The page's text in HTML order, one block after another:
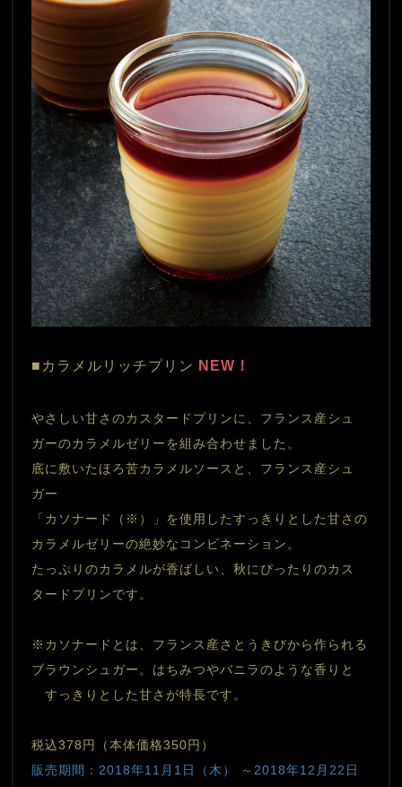
■カラメルリッチプリン NEW！
やさしい甘さのカスタードプリンに、フランス産シュ
ガーのカラメルゼリーを組み合わせました。
底に敷いたほろ苦カラメルソースと、フランス産シュ
ガー
「カソナード（※）」を使用したすっきりとした甘さの
カラメルゼリーの絶妙なコンビネーション。
たっぷりのカラメルが香ばしい、秋にぴったりのカス
タードプリンです。
※カソナードとは、フランス産さとうきびから作られる
ブラウンシュガー。はちみつやバニラのような香りと
すっきりとした甘さが特長です。
税込378円（本体価格350円）
販売期間：2018年11月1日（木） ～2018年12月22日